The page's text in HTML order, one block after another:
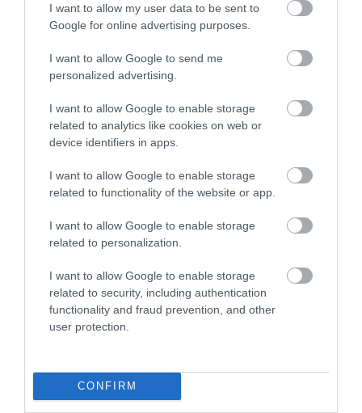
I want to allow my user data to be sent to
Google for online advertising purposes.
I want to allow Google to send me
personalized advertising.
I want to allow Google to enable storage
related to analytics like cookies on web or
device identifiers in apps.
I want to allow Google to enable storage
related to functionality of the website or app.
I want to allow Google to enable storage
related to personalization.
I want to allow Google to enable storage
related to security, including authentication
functionality and fraud prevention, and other
user protection.
CONFIRM
Πρόσφατα Επεισόδια
Τεμπονέρας στο
χώρα δεν
αντέχει άλλη
χαμένη
επταετία»–Τι
ΟΠΕΚΕΠΕ,Τσίπρα
26.07.2026 | 23:44
39 min
Ειρήνη
Αγαπηδάκη στο
pagenews.gr:
έσωσε ζωές –
συνεχίζουμε πιο
43 min